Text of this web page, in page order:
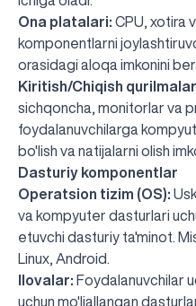
Ona platalari: CPU, xotira
komponentlarni
orasidagi aloqa imkonini
Kiritish/Chiqish
sichqoncha, monitorlar va
foydalanuvchilarga
bo'lish va natijalarni olish
Dasturiy komponentlar
Operatsion tizim (OS):
va kompyuter dasturlari
etuvchi dasturiy ta'minot.
Linux, Android.
Ilovalar: Foydalanuvchilar
uchun mo'ljallangan